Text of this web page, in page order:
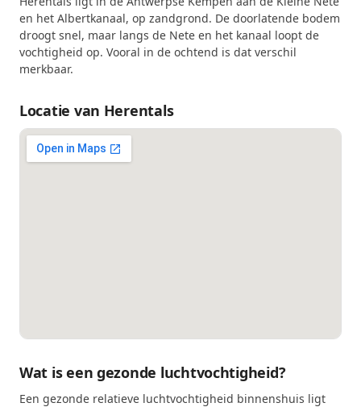
en het Albertkanaal, op zandgrond. De doorlatende bodem
droogt snel, maar langs de Nete en het kanaal loopt de
vochtigheid op. Vooral in de ochtend is dat verschil
merkbaar.
Locatie van Herentals
Wat is een gezonde luchtvochtigheid?
Een gezonde relatieve luchtvochtigheid binnenshuis ligt